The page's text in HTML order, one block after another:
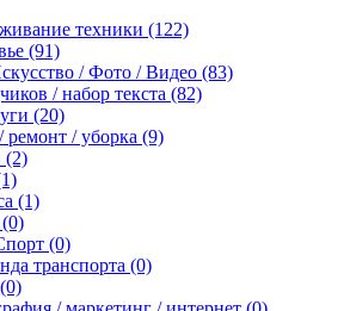
техники (122)
(91)
/ Фото / Видео (83)
/ набор текста (82)
(20)
ремонт / уборка (9)
(2)
(1)
(0)
(0)
транспорта (0)
(0)